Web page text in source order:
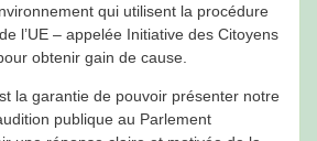
qui utilisent la procédure
l’UE – appelée Initiative des Citoyens
obtenir gain de cause.
la garantie de pouvoir présenter notre
publique au Parlement